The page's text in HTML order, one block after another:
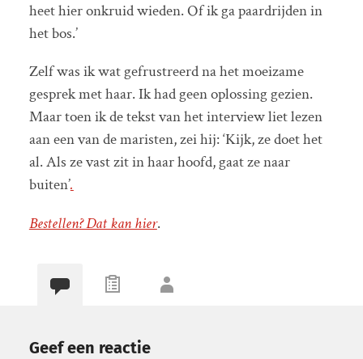
heet hier onkruid wieden. Of ik ga paardrijden in
het bos.’
Zelf was ik wat gefrustreerd na het moeizame
gesprek met haar. Ik had geen oplossing gezien.
Maar toen ik de tekst van het interview liet lezen
aan een van de maristen, zei hij: ‘Kijk, ze doet het
al. Als ze vast zit in haar hoofd, gaat ze naar
buiten’.
Bestellen? Dat kan hier.
Geef een reactie